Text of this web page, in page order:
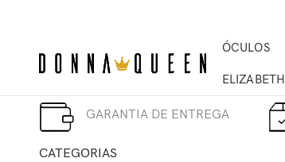
ÓCULOS
ELIZABETH
GARANTIA DE ENTREGA
CATEGORIAS